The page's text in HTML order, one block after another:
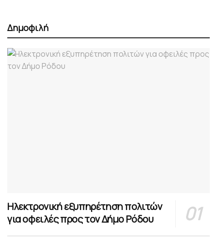
Δημοφιλή
Ηλεκτρονική εξυπηρέτηση πολιτών
για οφειλές προς τον Δήμο Ρόδου